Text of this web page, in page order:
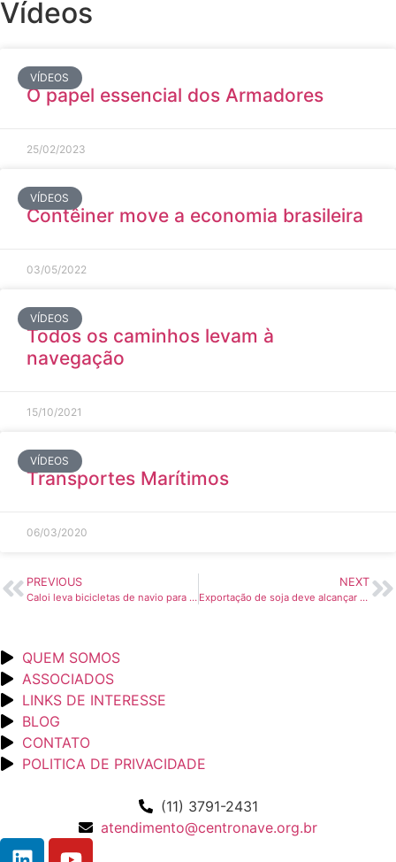
Vídeos
VÍDEOS
O papel essencial dos Armadores
25/02/2023
VÍDEOS
Contêiner move a economia brasileira
03/05/2022
VÍDEOS
Todos os caminhos levam à
navegação
15/10/2021
VÍDEOS
Transportes Marítimos
06/03/2020
PREVIOUS
Caloi leva bicicletas de navio para reduzir custo logístico em 25% – Brasil Econômico
NEXT
Exportação de soja deve alcançar seu recorde histórico – Valor Econômico
QUEM SOMOS
ASSOCIADOS
LINKS DE INTERESSE
BLOG
CONTATO
POLITICA DE PRIVACIDADE
(11) 3791-2431
atendimento@centronave.org.br